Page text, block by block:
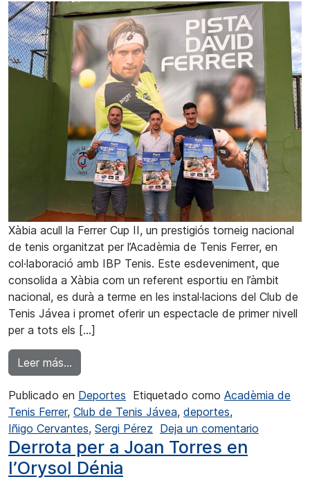
Xàbia acull la Ferrer Cup II, un prestigiós torneig nacional
de tenis organitzat per l’Acadèmia de Tenis Ferrer, en
col·laboració amb IBP Tenis. Este esdeveniment, que
consolida a Xàbia com un referent esportiu en l’àmbit
nacional, es durà a terme en les instal·lacions del Club de
Tenis Jávea i promet oferir un espectacle de primer nivell
per a tots els […]
Leer más…
Publicado en Deportes Etiquetado como Acadèmia de
Tenis Ferrer, Club de Tenis Jávea, deportes,
Iñigo Cervantes, Sergi Pérez Deja un comentario
Derrota per a Joan Torres en
l’Orysol Dénia